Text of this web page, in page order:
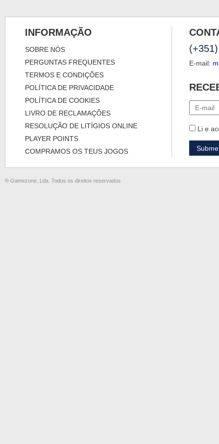
INFORMAÇÃO
SOBRE NÓS
PERGUNTAS FREQUENTES
TERMOS E CONDIÇÕES
POLÍTICA DE PRIVACIDADE
POLÍTICA DE COOKIES
LIVRO DE RECLAMAÇÕES
RESOLUÇÃO DE LITÍGIOS ONLINE
PLAYER POINTS
COMPRAMOS OS TEUS JOGOS
E-mail:
Li e
® Gamezone, Lda. Todos os direitos reservados